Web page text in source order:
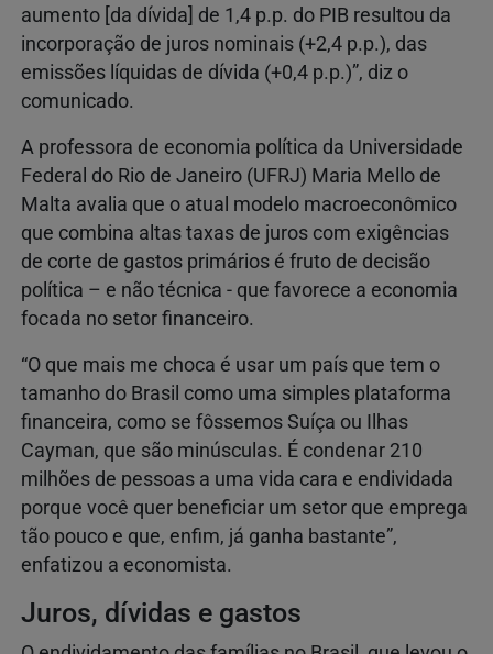
aumento [da dívida] de 1,4 p.p. do PIB resultou da
incorporação de juros nominais (+2,4 p.p.), das
emissões líquidas de dívida (+0,4 p.p.)”, diz o
comunicado.
A professora de economia política da Universidade
Federal do Rio de Janeiro (UFRJ) Maria Mello de
Malta avalia que o atual modelo macroeconômico
que combina altas taxas de juros com exigências
de corte de gastos primários é fruto de decisão
política – e não técnica - que favorece a economia
focada no setor financeiro.
“O que mais me choca é usar um país que tem o
tamanho do Brasil como uma simples plataforma
financeira, como se fôssemos Suíça ou Ilhas
Cayman, que são minúsculas. É condenar 210
milhões de pessoas a uma vida cara e endividada
porque você quer beneficiar um setor que emprega
tão pouco e que, enfim, já ganha bastante”,
enfatizou a economista.
Juros, dívidas e gastos